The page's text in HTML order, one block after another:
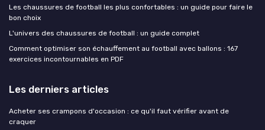
Les chaussures de football les plus confortables : un guide pour faire le
bon choix
L'univers des chaussures de football : un guide complet
Comment optimiser son échauffement au football avec ballons : 167
exercices incontournables en PDF
Les derniers articles
Acheter ses crampons d'occasion : ce qu'il faut vérifier avant de
craquer